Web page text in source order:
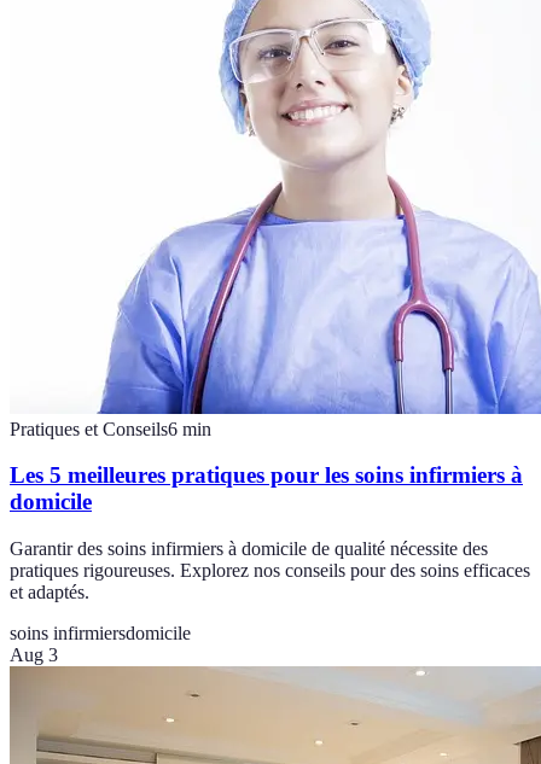
Pratiques et Conseils6 min
Les 5 meilleures pratiques pour les soins infirmiers à
domicile
Garantir des soins infirmiers à domicile de qualité nécessite des
pratiques rigoureuses. Explorez nos conseils pour des soins efficaces
et adaptés.
soins infirmiersdomicile
Aug 3